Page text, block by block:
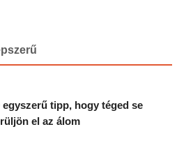
egyszerű tipp, hogy téged se
el az álom